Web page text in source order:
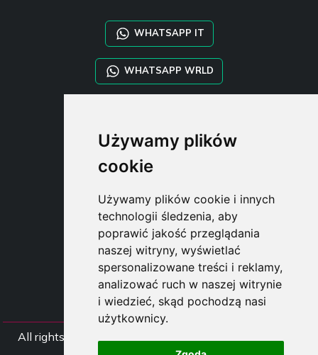
Używamy plików
cookie
Używamy plików cookie i innych
technologii śledzenia, aby
poprawić jakość przeglądania
naszej witryny, wyświetlać
spersonalizowane treści i reklamy,
analizować ruch w naszej witrynie
i wiedzieć, skąd pochodzą nasi
użytkownicy.
WHATSAPP IT
WHATSAPP WRLD
SHOP B2B
TAYLOR MADE ORDERS
DROPSHIPPING
USER
SUBSCRIBE
ZALOGUJ
CART
All rights Styliafoe s.r.l. © 2025 - NIP IT15015641002